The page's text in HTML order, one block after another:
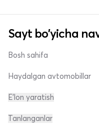
Sayt bo'yicha
Bosh sahifa
Haydalgan avtomobillar
E'lon yaratish
Tanlanganlar